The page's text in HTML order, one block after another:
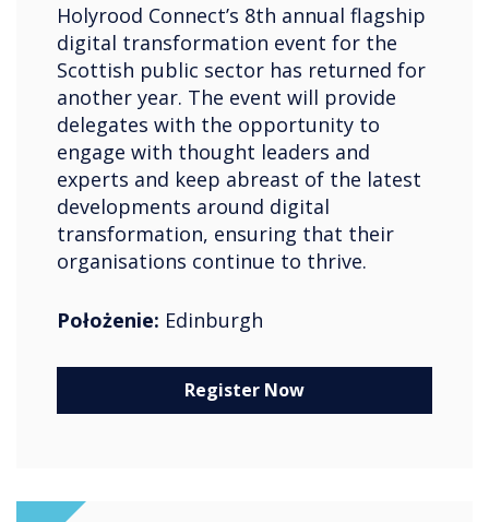
Holyrood Connect’s 8th annual flagship
digital transformation event for the
Scottish public sector has returned for
another year. The event will provide
delegates with the opportunity to
engage with thought leaders and
experts and keep abreast of the latest
developments around digital
transformation, ensuring that their
organisations continue to thrive.
Położenie: Edinburgh
Register Now